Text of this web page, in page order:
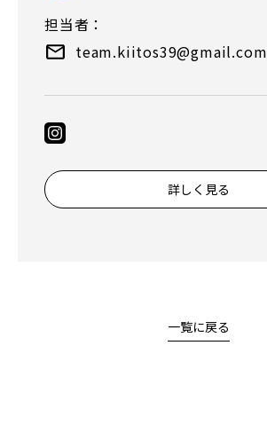
担当者：
team.kiitos39@gmail.com
詳しく見る
一覧に戻る